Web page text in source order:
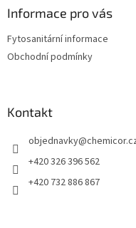
Informace pro vás
Fytosanitární informace
Obchodní podmínky
Kontakt
objednavky@
+420 326 396 562
+420 732 886 867